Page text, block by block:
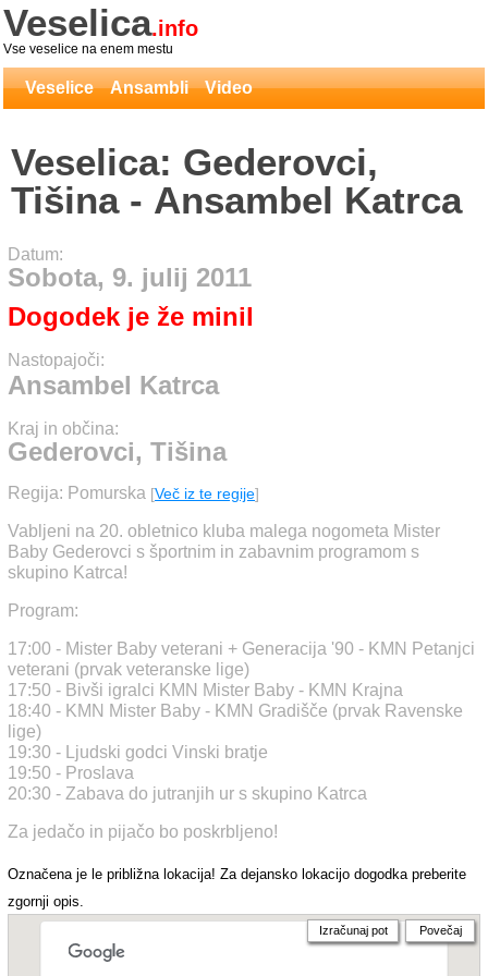
Veselica.info
Vse veselice na enem mestu
Veselice Ansambli Video
Veselica: Gederovci,
Tišina - Ansambel Katrca
Datum:
Sobota, 9. julij 2011
Dogodek je že minil
Nastopajoči:
Ansambel Katrca
Kraj in občina:
Gederovci, Tišina
Regija: Pomurska [Več iz te regije]
Vabljeni na 20. obletnico kluba malega nogometa Mister
Baby Gederovci s športnim in zabavnim programom s
skupino Katrca!
Program:
17:00 - Mister Baby veterani + Generacija '90 - KMN Petanjci
veterani (prvak veteranske lige)
17:50 - Bivši igralci KMN Mister Baby - KMN Krajna
18:40 - KMN Mister Baby - KMN Gradišče (prvak Ravenske
lige)
19:30 - Ljudski godci Vinski bratje
19:50 - Proslava
20:30 - Zabava do jutranjih ur s skupino Katrca
Za jedačo in pijačo bo poskrbljeno!
Označena je le približna lokacija! Za dejansko lokacijo dogodka preberite
zgornji opis.
Izračunaj pot Povečaj